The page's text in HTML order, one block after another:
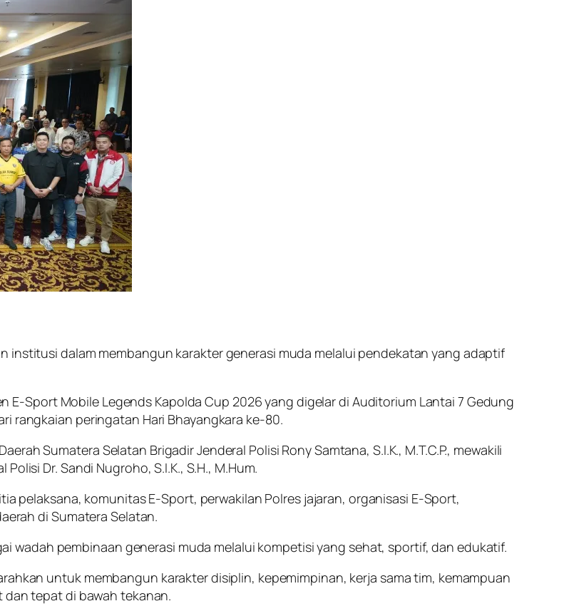
institusi dalam membangun karakter generasi muda melalui pendekatan yang adaptif
Sport Mobile Legends Kapolda Cup 2026 yang digelar di Auditorium Lantai 7 Gedung
rangkaian peringatan Hari Bhayangkara ke-80.
Sumatera Selatan Brigadir Jenderal Polisi Rony Samtana, S.I.K., M.T.C.P., mewakili
Dr. Sandi Nugroho, S.I.K., S.H., M.Hum.
pelaksana, komunitas E-Sport, perwakilan Polres jajaran, organisasi E-Sport,
di Sumatera Selatan.
wadah pembinaan generasi muda melalui kompetisi yang sehat, sportif, dan edukatif.
untuk membangun karakter disiplin, kepemimpinan, kerja sama tim, kemampuan
tepat di bawah tekanan.